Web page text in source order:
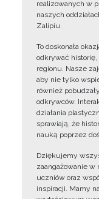
realizowanych w
naszych
Zalipiu.
To doskonała
odkrywać
regionu. Nasze
aby nie tylko
również
odkrywców.
działania
sprawiają, że
nauką poprzez
Dziękujemy
zaangażowanie w
uczniów oraz
inspiracji. Mamy